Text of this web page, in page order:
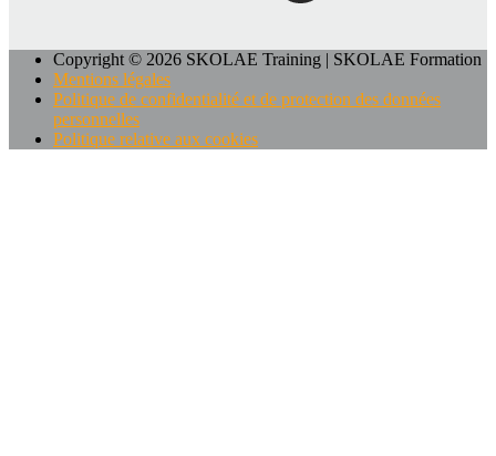
Copyright © 2026 SKOLAE Training | SKOLAE Formation
Mentions légales
Politique de confidentialité et de protection des données
personnelles
Politique relative aux cookies